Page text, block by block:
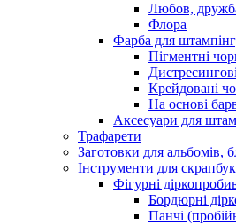
Любов,
Флора
Фарба для
Пігментні
Крейдовані
На основі
Аксесуари для
Трафарети
Заготовки для альбомів,
Інструменти для
Фігурні
Бордюрні
Панчі